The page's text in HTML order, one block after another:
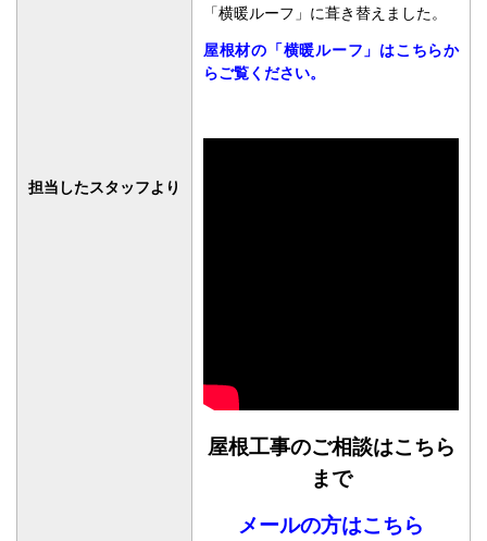
担当したスタッフより
「横暖ルーフ」に葺き替えました。
屋根材の「横暖ルーフ」はこちらか
らご覧ください。
屋根工事のご相談はこちら
まで
メールの方はこちら